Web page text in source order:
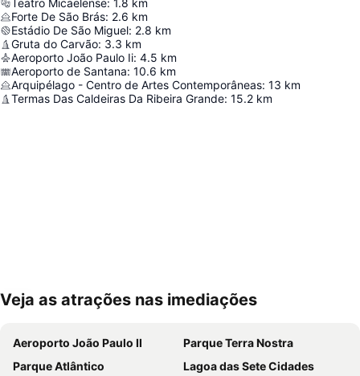
Teatro Micaelense: 1.8 km
Forte De São Brás: 2.6 km
Estádio De São Miguel: 2.8 km
Gruta do Carvão: 3.3 km
Aeroporto João Paulo Ii: 4.5 km
Aeroporto de Santana: 10.6 km
Arquipélago - Centro de Artes Contemporâneas: 13 km
Termas Das Caldeiras Da Ribeira Grande: 15.2 km
Ampliar mapa
Veja as atrações nas imediações
Aeroporto João Paulo II
Parque Terra Nostra
Parque Atlântico
Lagoa das Sete Cidades